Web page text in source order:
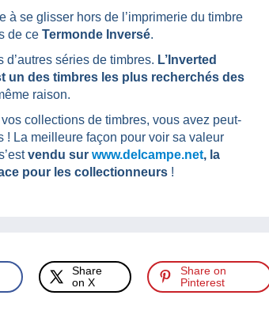
à se glisser hors de l’imprimerie du timbre
de ce Termonde Inversé.
séries de timbres. L’Inverted
un des timbres les plus recherchés des
raison.
collections de timbres, vous avez peut-
! La meilleure façon pour voir sa valeur
vendu sur www.delcampe.net, la
pour les collectionneurs !
Share
on X
Share on
Pinterest